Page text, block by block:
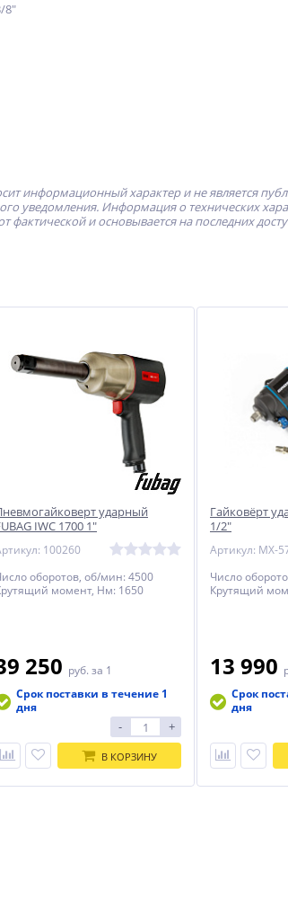
8"
информационный характер и не является
уведомления. Информация о технических
фактической и основывается на последних
ударный
IWC 1700 1"
100260
оборотов, об/мин: 4500
момент, Нм: 1650
250 руб. за 1
Срок поставки в течение 1
дня
- +
В КОРЗИНУ
Гайковёрт
1/2"
Артикул: MX-
Число
Крутящий
13 990
Срок
дня